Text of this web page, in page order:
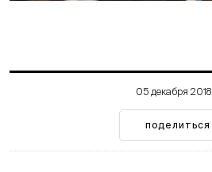
05 декабря 2018
поделиться